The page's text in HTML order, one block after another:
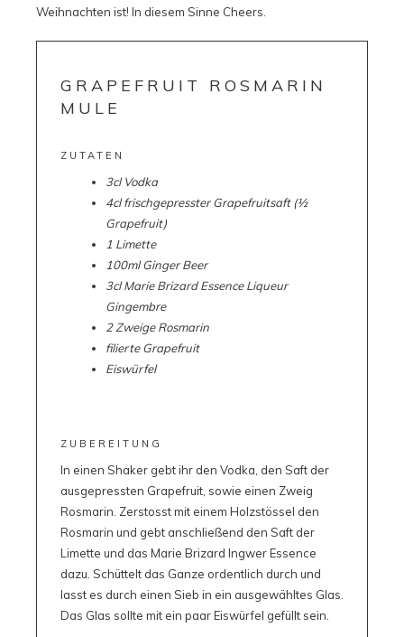
Weihnachten ist! In diesem Sinne Cheers.
GRAPEFRUIT ROSMARIN
MULE
ZUTATEN
3cl Vodka
4cl frischgepresster Grapefruitsaft (½
Grapefruit)
1 Limette
100ml Ginger Beer
3cl Marie Brizard Essence Liqueur
Gingembre
2 Zweige Rosmarin
filierte Grapefruit
Eiswürfel
ZUBEREITUNG
In einen Shaker gebt ihr den Vodka, den Saft der
ausgepressten Grapefruit, sowie einen Zweig
Rosmarin. Zerstosst mit einem Holzstössel den
Rosmarin und gebt anschließend den Saft der
Limette und das Marie Brizard Ingwer Essence
dazu. Schüttelt das Ganze ordentlich durch und
lasst es durch einen Sieb in ein ausgewähltes Glas.
Das Glas sollte mit ein paar Eiswürfel gefüllt sein.